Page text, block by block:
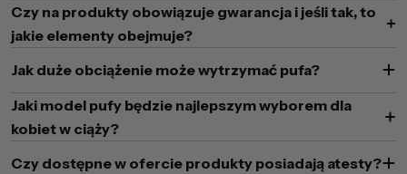
Czy na produkty obowiązuje gwarancja i jeśli tak, to
jakie elementy obejmuje?
Jak duże obciążenie może wytrzymać pufa?
Jaki model pufy będzie najlepszym wyborem dla
kobiet w ciąży?
Czy dostępne w ofercie produkty posiadają atesty?